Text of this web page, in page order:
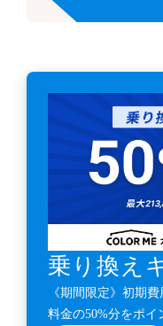
乗り換え
《期間限定》初期
料金の50%分をポイ